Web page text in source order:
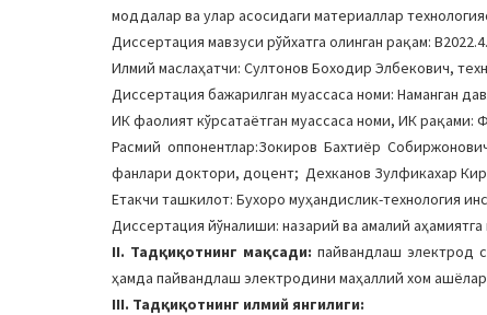
моддалар ва улар асосидаги материаллар
Диссертация мавзуси рўйхатга олинган рақам:
Илмий маслаҳатчи: Султонов Боходир Элбекович,
Диссертация бажарилган муассаса номи: Наманган
ИК фаолият кўрсатаётган муассаса номи, ИК рақами:
Расмий оппонентлар:Зокиров Бахтиёр
фанлари доктори, доцент; Дехканов Зулфикахар
Етакчи ташкилот: Бухоро муҳандислик-технология
Диссертация йўналиши: назарий ва амалий аҳамиятга
II. Тадқиқотнинг мақсади:пайвандлаш электрод
ҳамда пайвандлаш электродини маҳаллий хом
III. Тадқиқотнинг илмий янгилиги: